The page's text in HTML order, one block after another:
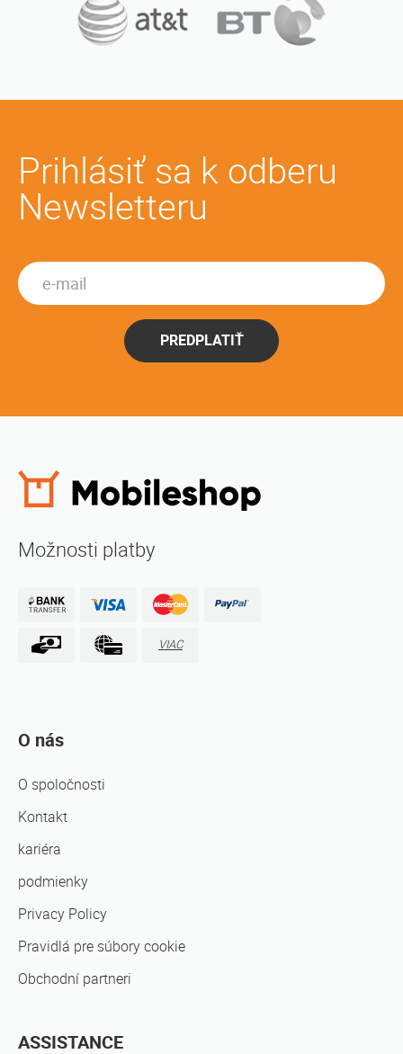
Prihlásiť sa k odberu
Newsletteru
PREDPLATIŤ
Možnosti platby
VIAC
O nás
O spoločnosti
Kontakt
kariéra
podmienky
Privacy Policy
Pravidlá pre súbory cookie
Obchodní partneri
ASSISTANCE